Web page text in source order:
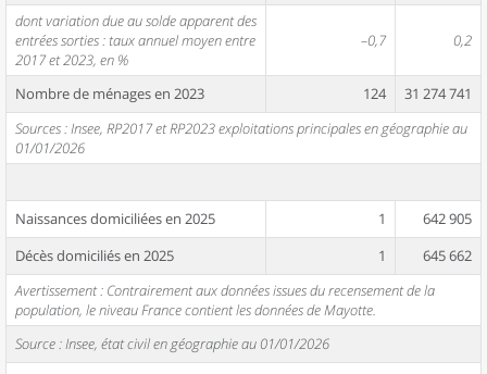
dont variation due au solde apparent des
entrées sorties : taux annuel moyen entre
2017 et 2023, en %
–0,7 0,2
Nombre de ménages en 2023 124
31 274 741
Sources : Insee, RP2017 et RP2023 exploitations principales en géographie au
01/01/2026
Naissances domiciliées en 2025 1
642 905
Décès domiciliés en 2025
1
645 662
Avertissement : Contrairement aux données issues du recensement de la
population, le niveau France contient les données de Mayotte.
Source : Insee, état civil en géographie au 01/01/2026